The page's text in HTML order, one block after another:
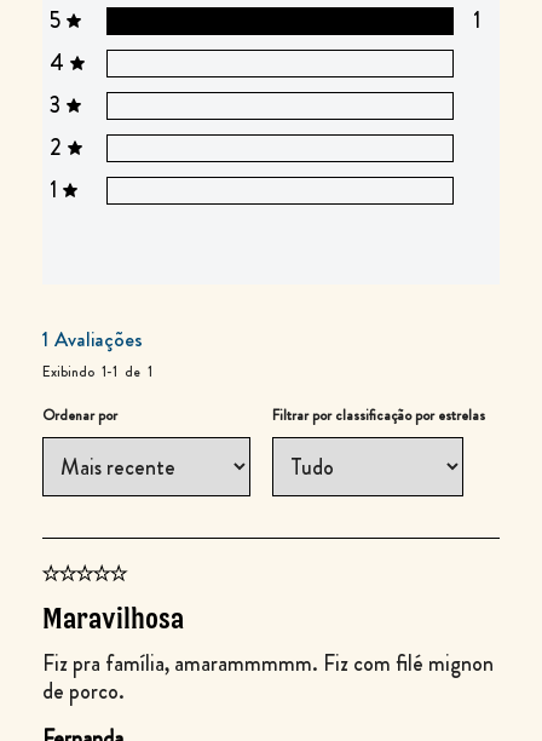
5
1
4
3
2
1
1 Avaliações
Exibindo 1-1 de 1
Ordenar por
Filtrar por classificação por estrelas
Maravilhosa
Fiz pra família, amarammmmm. Fiz com filé mignon
de porco.